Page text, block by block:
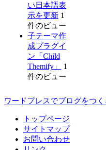
い日本語表
示を更新 1
件のビュー
子テーマ作
成プラグイ
ン「Child
Themify」
1
件のビュー
ワードプレスでブログをつく
トップページ
サイトマップ
お問い合わせ